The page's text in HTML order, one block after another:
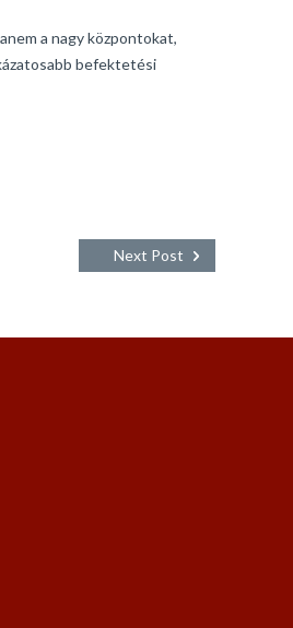
a nagy központokat,
befektetési
Next Post